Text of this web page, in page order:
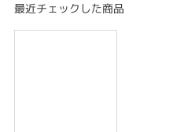
グ。繊細な作りがカジュアルにもフォーマ
最近チェックした商品